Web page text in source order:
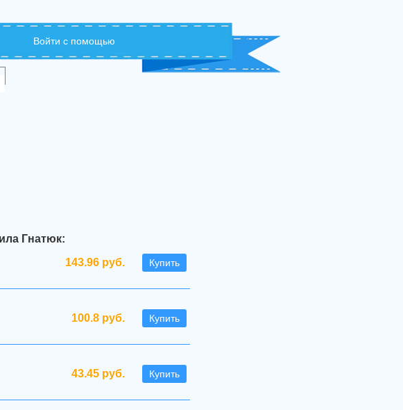
Войти с помощью
Гнатюк:
143.96 руб. Купить
100.8 руб. Купить
43.45 руб. Купить